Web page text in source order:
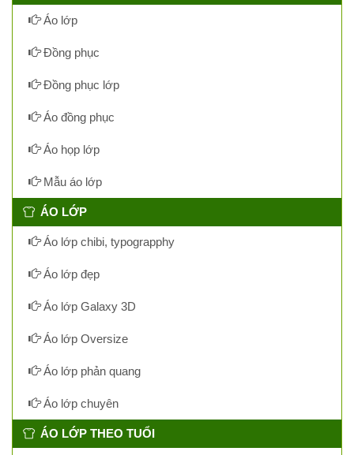
Áo lớp
Đồng phục
Đồng phục lớp
Áo đồng phục
Áo họp lớp
Mẫu áo lớp
ÁO LỚP
Áo lớp chibi, typograpphy
Áo lớp đẹp
Áo lớp Galaxy 3D
Áo lớp Oversize
Áo lớp phản quang
Áo lớp chuyên
ÁO LỚP THEO TUỔI